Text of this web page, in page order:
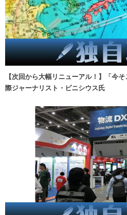
【次回から大幅リニューアル！】「今
際ジャーナリスト・ビニシウス氏